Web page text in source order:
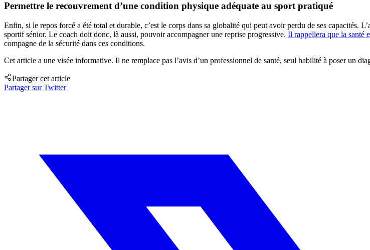
Permettre le recouvrement d’une condition physique adéquate au sport pratiqué
Enfin, si le repos forcé a été total et durable, c’est le corps dans sa globalité qui peut avoir perdu de ses capacités.
sportif sénior. Le coach doit donc, là aussi, pouvoir accompagner une reprise progressive. Il rappellera que la santé
compagne de la sécurité dans ces conditions.
Cet article a une visée informative. Il ne remplace pas l’avis d’un professionnel de santé, seul habilité à poser un
Partager cet article
Partager sur Twitter